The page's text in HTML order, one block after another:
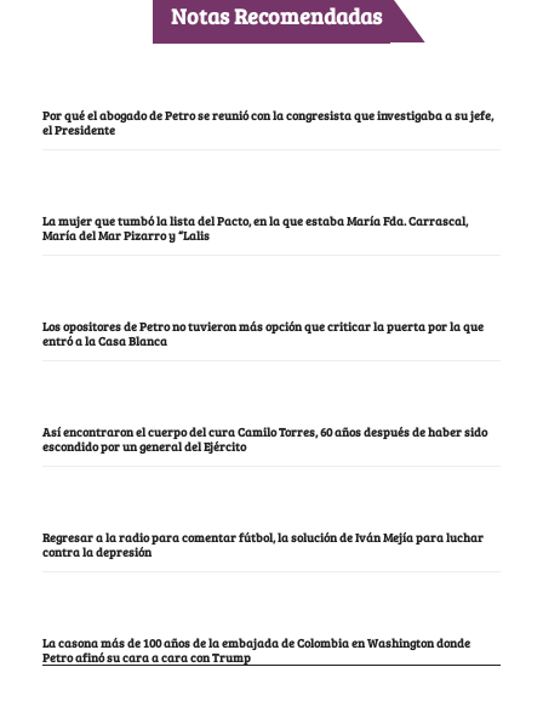
Notas Recomendadas
Por qué el abogado de Petro se reunió con la congresista que investigaba a su jefe,
el Presidente
La mujer que tumbó la lista del Pacto, en la que estaba María Fda. Carrascal,
María del Mar Pizarro y “Lalis
Los opositores de Petro no tuvieron más opción que criticar la puerta por la que
entró a la Casa Blanca
Así encontraron el cuerpo del cura Camilo Torres, 60 años después de haber sido
escondido por un general del Ejército
Regresar a la radio para comentar fútbol, la solución de Iván Mejía para luchar
contra la depresión
La casona más de 100 años de la embajada de Colombia en Washington donde
Petro afinó su cara a cara con Trump